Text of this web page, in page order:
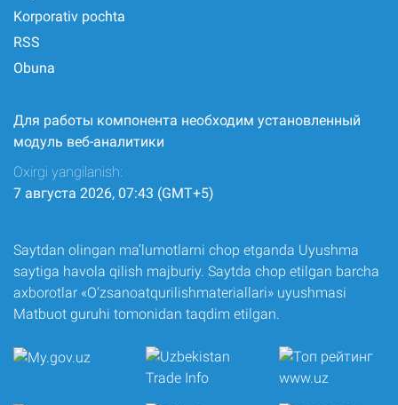
Korporativ pochta
RSS
Obuna
Для работы компонента необходим установленный
модуль веб-аналитики
Oxirgi yangilanish:
7 августа 2026, 07:43 (GMT+5)
Saytdan olingan ma’lumotlarni chop etganda Uyushma
saytiga havola qilish majburiy. Saytda chop etilgan barcha
axborotlar «O‘zsanoatqurilishmateriallari» uyushmasi
Matbuot guruhi tomonidan taqdim etilgan.